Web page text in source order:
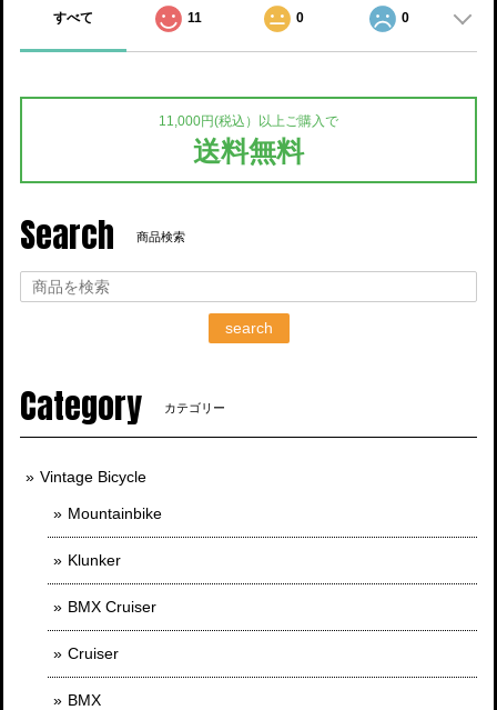
すべて 11 0 0
11,000円(税込）以上ご購入で
送料無料
Search 商品検索
search
Category カテゴリー
Vintage Bicycle
Mountainbike
Klunker
BMX Cruiser
Cruiser
BMX